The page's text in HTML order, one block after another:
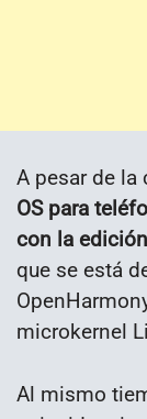
A pesar de la
OS para
con la
que se está
microkernel
Al mismo